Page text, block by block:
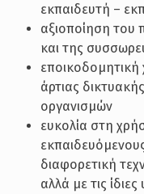
εκπαιδευτή –
αξιοποίηση του
και της
εποικοδομητική
άρτιας
οργανισμών
ευκολία στη
διαφορετική
αλλά με τις